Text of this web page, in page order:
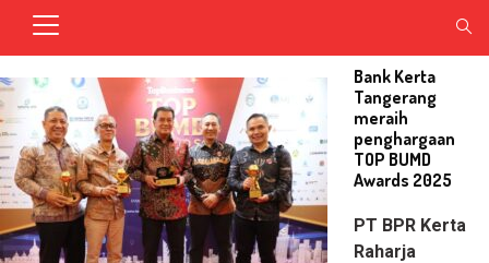
Bank Kerta
Tangerang
meraih
penghargaan
TOP BUMD
Awards 2025
PT BPR Kerta
Raharja